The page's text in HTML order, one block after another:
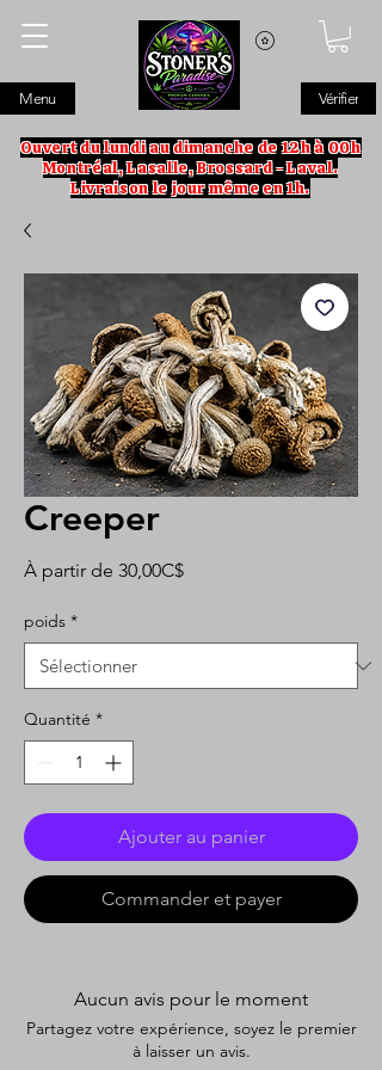
Menu
Ouvert du lundi au dimanche de 12h à 00h
Montréal, Lasalle, Brossard - Laval.
Livraison le jour même en 1h.
Vérifier
Creeper
À partir de 30,00C$Prix
poids *
Quantité *
Ajouter au panier
Commander et payer
Aucun avis pour le moment
Partagez votre expérience, soyez le premier
à laisser un avis.